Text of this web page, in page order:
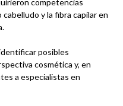
y la fibra capilar en
posibles
cosmética y, en
a especialistas en